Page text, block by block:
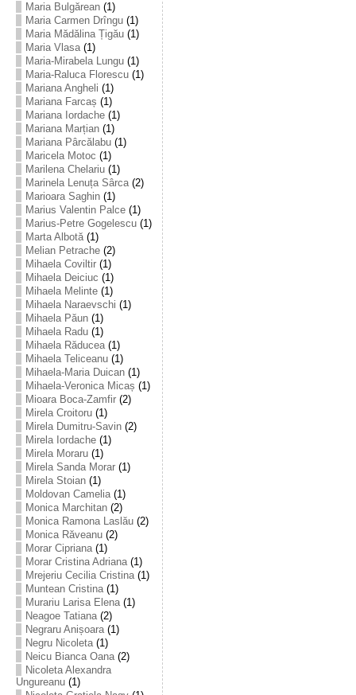
Maria Bulgărean(1)
Maria Carmen Drîngu(1)
Maria Mădălina Țigău(1)
Maria Vlasa(1)
Maria-Mirabela Lungu(1)
Maria-Raluca Florescu(1)
Mariana Angheli (1)
Mariana Farcaș (1)
Mariana Iordache(1)
Mariana Marțian(1)
Mariana Pârcălabu(1)
Maricela Motoc (1)
Marilena Chelariu(1)
Marinela Lenuța Sârca(2)
Marioara Saghin(1)
Marius Valentin Palce(1)
Marius-Petre Gogelescu(1)
Marta Albotă(1)
Melian Petrache(2)
Mihaela Coviltir(1)
Mihaela Deiciuc (1)
Mihaela Melinte(1)
Mihaela Naraevschi (1)
Mihaela Păun(1)
Mihaela Radu(1)
Mihaela Răducea(1)
Mihaela Teliceanu(1)
Mihaela-Maria Duican(1)
Mihaela-Veronica Micaș (1)
Mioara Boca-Zamfir(2)
Mirela Croitoru(1)
Mirela Dumitru-Savin(2)
Mirela Iordache(1)
Mirela Moraru(1)
Mirela Sanda Morar(1)
Mirela Stoian(1)
Moldovan Camelia(1)
Monica Marchitan(2)
Monica Ramona Laslău(2)
Monica Răveanu(2)
Morar Cipriana(1)
Morar Cristina Adriana(1)
Mrejeriu Cecilia Cristina(1)
Muntean Cristina(1)
Murariu Larisa Elena(1)
Neagoe Tatiana(2)
Negraru Anișoara(1)
Negru Nicoleta(1)
Neicu Bianca Oana(2)
Nicoleta Alexandra
Ungureanu(1)